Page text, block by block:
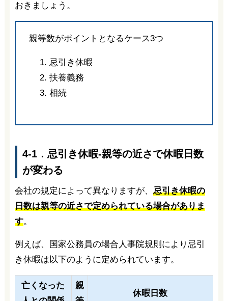
おきましょう。
親等数がポイントとなるケース3つ
忌引き休暇
扶養義務
相続
4-1．忌引き休暇-親等の近さで休暇日数
が変わる
会社の規定によって異なりますが、 忌引き休暇の
日数は親等の近さで定められている場合がありま
す。
例えば、国家公務員の場合人事院規則により忌引
き休暇は以下のように定められています。
亡くなった
親
休暇日数